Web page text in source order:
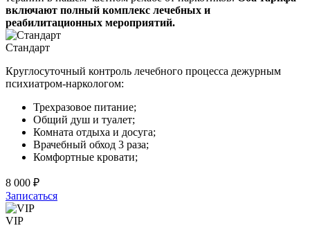
включают полный комплекс лечебных и
реабилитационных мероприятий.
Стандарт
Круглосуточный контроль лечебного процесса дежурным
психиатром-наркологом:
Трехразовое питание;
Общий душ и туалет;
Комната отдыха и досуга;
Врачебный обход 3 раза;
Комфортные кровати;
8 000 ₽
Записаться
VIP